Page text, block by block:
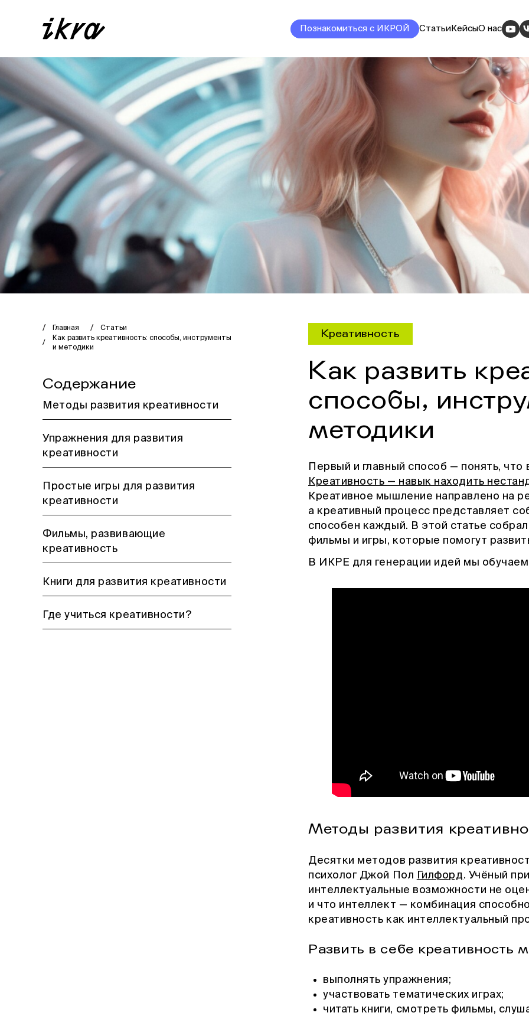
Познакомиться с ИКРОЙ СтатьиКейсыО нас
Главная
Статьи
Как развить креативность: способы, инструменты
и методики
Содержание
Методы развития креативности
Упражнения для развития
креативности
Простые игры для развития
креативности
Фильмы, развивающие
креативность
Книги для развития креативности
Где учиться креативности?
Креативность
Как развить
способы,
методики
Первый и главный способ — понять, что
Креативность — навык находить
Креативное мышление направлено на
а креативный процесс представляет
способен каждый. В этой статье
фильмы и игры, которые помогут
В ИКРЕ для генерации идей мы
Методы развития
Десятки методов развития
психолог Джой Пол Гилфорд. Учёный
интеллектуальные возможности не
и что интеллект — комбинация
креативность как интеллектуальный
Развить в себе
выполнять упражнения;
участвовать тематических играх;
читать книги, смотреть фильмы,